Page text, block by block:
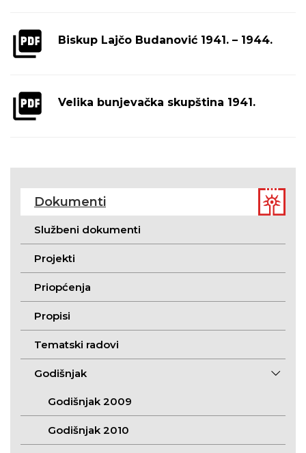
Biskup Lajčo Budanović 1941. – 1944.
Velika bunjevačka skupština 1941.
Dokumenti
Službeni dokumenti
Projekti
Priopćenja
Propisi
Tematski radovi
Godišnjak
Godišnjak 2009
Godišnjak 2010